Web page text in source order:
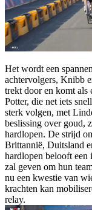
Het wordt een
achtervolgers, Knibb
trekt door en komt als
Potter, die net iets
sterk volgen, met
beslissing over goud,
hardlopen. De strijd
Brittannië, Duitsland
hardlopen belooft een
zal geven om hun
nu een kwestie van
krachten kan
relay.